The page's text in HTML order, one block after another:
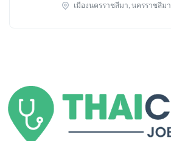
เมืองนครราชสีมา, นครราชสีมา